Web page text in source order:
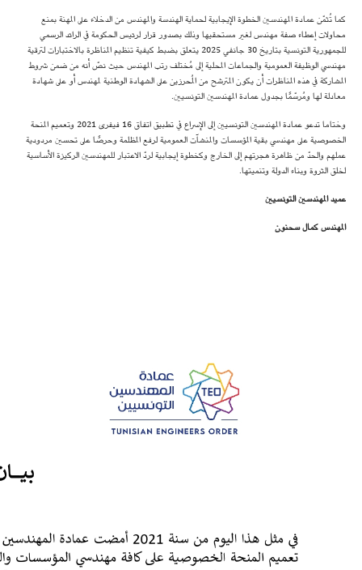
كما تُثمّن عمادة المهندسين الخطوة الإيجابية لحماية الهندسة والمهندس من الدخلاء على المهنة بمنع
محاولات إعطاء صفة مهندس لغير مستحقيها وذلك بصدور قرار لرئيس الحكومة في الرائد الرسمي
للجمهورية التونسية بتاريخ 30 جانفي 2025 يتعلق بضبط كيفية تنظيم المناظرة بالاختبارات لترقية
مهندسي الوظيفة العمومية والجماعات المحلية إلى مُختلف رتب المهندس حيث نصّ أنه من ضمن شروط
المشاركة في هذه المناظرات أن يكون المترشح من المُحرزين على الشهادة الوطنية لمهندس أو على شهادة
معادلة لها ومُرسّمًا بجدول عمادة المهندسين التونسيين.
وختاما تدعو عمادة المهندسين التونسيين إلى الإسراع في تطبيق اتفاق 16 فيفرى 2021 وتعميم المنحة
الخصوصية على مهندسي بقية المؤسسات والمنشآت العمومية لرفع المظلمة وحرصًا على تحسين مردودية
عملهم والحدّ من ظاهرة هجرتهم إلى الخارج وكخطوة إيجابية لردّ الاعتبار للمهندسين الركيزة الأساسية
لخلق الثروة وبناء الدولة وتنميتها.
عميد المهندسين التونسيين
المهندس كمال سحنون